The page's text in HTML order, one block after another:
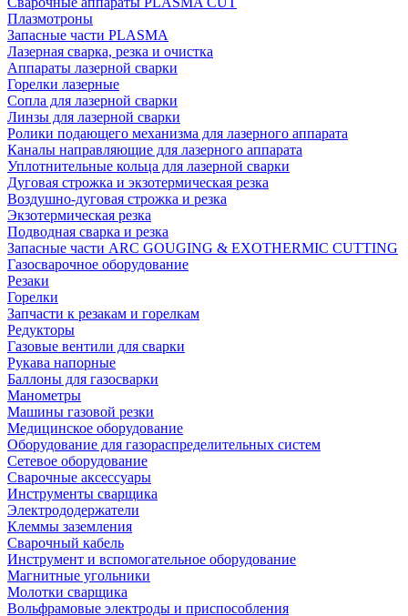
Плазмотроны
Запасные части PLASMA
Лазерная сварка, резка и очистка
Аппараты лазерной сварки
Горелки лазерные
Сопла для лазерной сварки
Линзы для лазерной сварки
Ролики подающего механизма для лазерного аппарата
Каналы направляющие для лазерного аппарата
Уплотнительные кольца для лазерной сварки
Дуговая строжка и экзотермическая резка
Воздушно-дуговая строжка и резка
Экзотермическая резка
Подводная сварка и резка
Запасные части ARC GOUGING & EXOTHERMIC CUTTING
Газосварочное оборудование
Резаки
Горелки
Запчасти к резакам и горелкам
Редукторы
Газовые вентили для сварки
Рукава напорные
Баллоны для газосварки
Манометры
Машины газовой резки
Медицинское оборудование
Оборудование для газораспределительных систем
Сетевое оборудование
Сварочные аксессуары
Инструменты сварщика
Электрододержатели
Клеммы заземления
Сварочный кабель
Инструмент и вспомогательное оборудование
Магнитные угольники
Молотки сварщика
Вольфрамовые электроды и приспособления